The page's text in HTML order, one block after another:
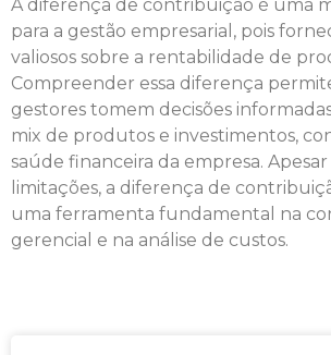
A diferença de contribuição é uma
para a gestão empresarial, pois
valiosos sobre a rentabilidade de
Compreender essa diferença
gestores tomem decisões
mix de produtos e investimentos,
saúde financeira da empresa. Apesar
limitações, a diferença de
uma ferramenta fundamental na
gerencial e na análise de custos.